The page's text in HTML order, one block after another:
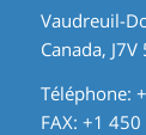
Vaudreuil-
Canada, J7V
Téléphone:
FAX: +1